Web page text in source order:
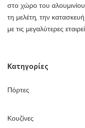
στο χώρο του
τη μελέτη, την
με τις μεγαλύτερες
Κατηγορίες
Πόρτες
Κουζίνες